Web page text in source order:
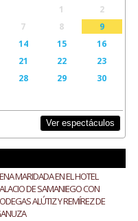
1
2
7 8
9
14 15
16
21 22
23
28 29
30
Ver espectáculos
MARIDADA EN EL HOTEL
DE SAMANIEGO CON
ALÚTIZ Y REMÍREZ DE